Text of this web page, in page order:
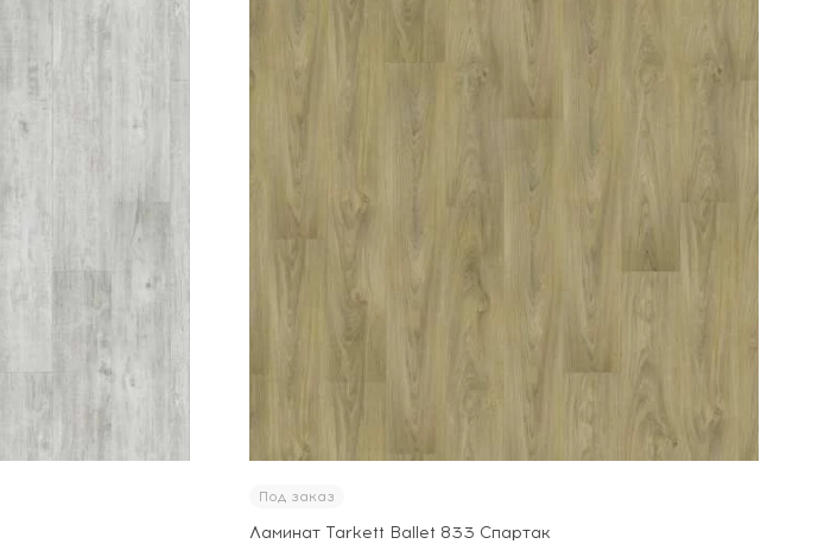
Под заказ
Ламинат Tarkett Ballet 833 Спартак